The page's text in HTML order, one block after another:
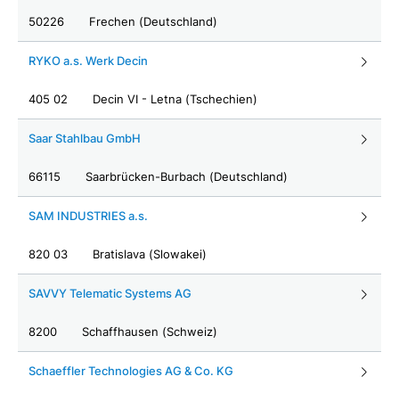
50226 Frechen (Deutschland)
RYKO a.s. Werk Decin
405 02 Decin VI - Letna (Tschechien)
Saar Stahlbau GmbH
66115 Saarbrücken-Burbach (Deutschland)
SAM INDUSTRIES a.s.
820 03 Bratislava (Slowakei)
SAVVY Telematic Systems AG
8200 Schaffhausen (Schweiz)
Schaeffler Technologies AG & Co. KG